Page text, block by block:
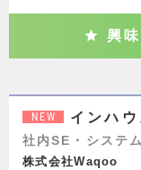
興
NEW インハ
社内SE・システ
株式会社Waqoo